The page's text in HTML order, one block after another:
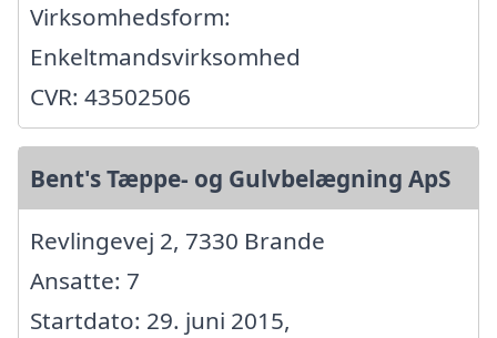
Virksomhedsform:
Enkeltmandsvirksomhed
CVR: 43502506
Bent's Tæppe- og Gulvbelægning ApS
Revlingevej 2, 7330 Brande
Ansatte: 7
Startdato: 29. juni 2015,